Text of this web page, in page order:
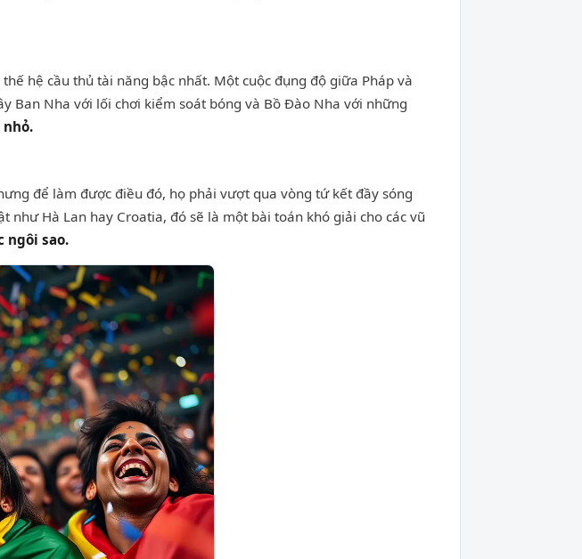
hệ cầu thủ tài năng bậc nhất. Một cuộc đụng độ giữa Pháp và
Ban Nha với lối chơi kiểm soát bóng và Bồ Đào Nha với những
để làm được điều đó, họ phải vượt qua vòng tứ kết đầy sóng
Hà Lan hay Croatia, đó sẽ là một bài toán khó giải cho các vũ
ngôi sao.